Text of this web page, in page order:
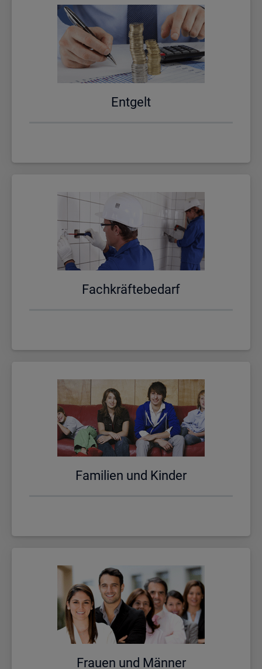
Ent­gelt
Fach­kräf­te­be­darf
Fa­mi­li­en und Kin­der
Frau­en und Män­ner